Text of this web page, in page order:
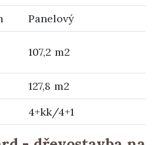
Panelový
107,2 m2
127,8 m2
4+kk/4+1